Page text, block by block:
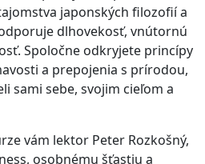
japonských filozofií a
dlhovekosť, vnútornú
Spoločne odkryjete princípy
a prepojenia s prírodou,
sami sebe, svojim cieľom a
vám lektor Peter Rozkošný,
osobnému šťastiu a